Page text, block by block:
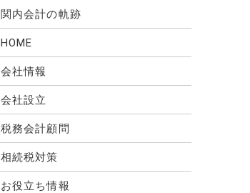
関内会計の軌跡
HOME
会社情報
会社設立
税務会計顧問
相続税対策
お役立ち情報